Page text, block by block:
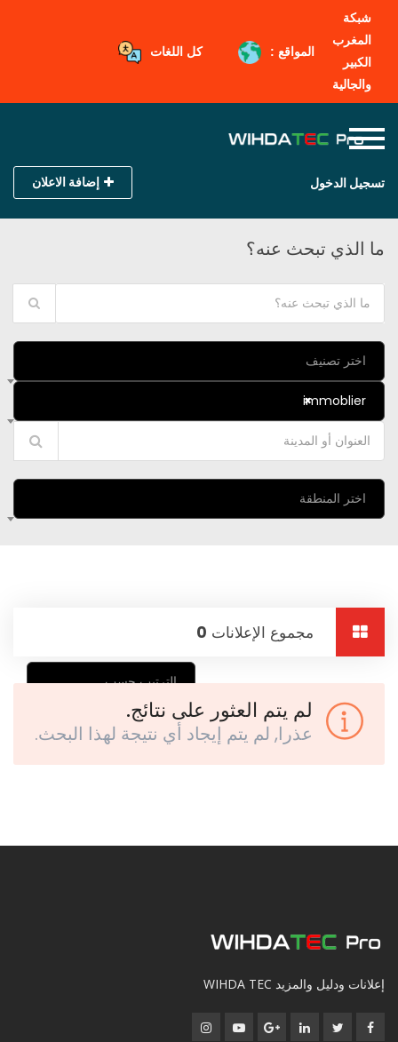
شبكة
المغرب
الكبير
والجالية
المواقع : كل اللغات
تسجيل الدخول إضافة الاعلان
ما الذي تبحث عنه؟
اختر تصنيف
×
immoblier
اختر المنطقة
مجموع الإعلانات 0
الترتيب حسب
لم يتم العثور على نتائج.
عذرا, لم يتم إيجاد أي نتيجة لهذا البحث.
إعلانات ودليل والمزيد WIHDA TEC